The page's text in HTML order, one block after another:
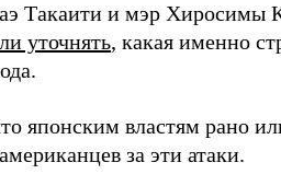
Такаити и мэр Хиросимы
уточнять, какая именно
японским властям рано
за эти атаки.